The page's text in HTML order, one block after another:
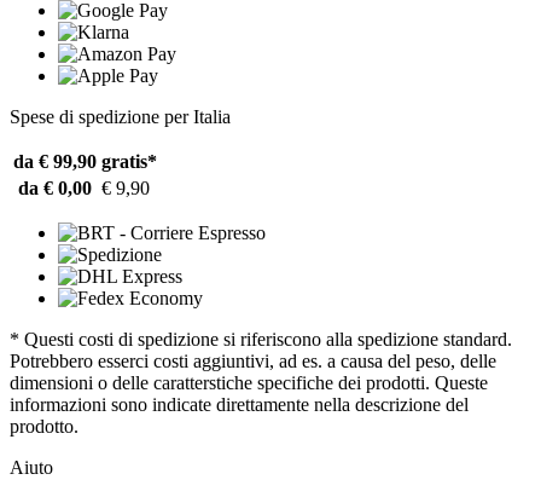
Spese di spedizione per Italia
da € 99,90 gratis*
da € 0,00 € 9,90
* Questi costi di spedizione si riferiscono alla spedizione standard.
Potrebbero esserci costi aggiuntivi, ad es. a causa del peso, delle
dimensioni o delle caratterstiche specifiche dei prodotti. Queste
informazioni sono indicate direttamente nella descrizione del
prodotto.
Aiuto